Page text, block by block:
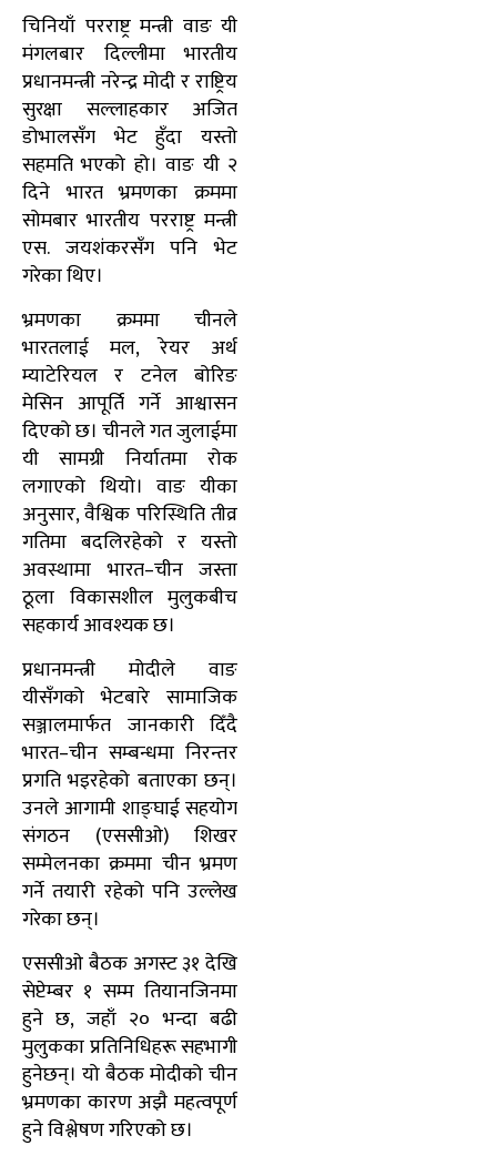
चिनियाँ परराष्ट्र मन्त्री वाङ यी
मंगलबार दिल्लीमा भारतीय
प्रधानमन्त्री नरेन्द्र मोदी र राष्ट्रिय
सुरक्षा सल्लाहकार अजित
डोभालसँग भेट हुँदा यस्तो
सहमति भएको हो। वाङ यी २
दिने भारत भ्रमणका क्रममा
सोमबार भारतीय परराष्ट्र मन्त्री
एस. जयशंकरसँग पनि भेट
गरेका थिए।
भ्रमणका क्रममा चीनले
भारतलाई मल, रेयर अर्थ
म्याटेरियल र टनेल बोरिङ
मेसिन आपूर्ति गर्ने आश्वासन
दिएको छ। चीनले गत जुलाईमा
यी सामग्री निर्यातमा रोक
लगाएको थियो। वाङ यीका
अनुसार, वैश्विक परिस्थिति तीव्र
गतिमा बदलिरहेको र यस्तो
अवस्थामा भारत–चीन जस्ता
ठूला विकासशील मुलुकबीच
सहकार्य आवश्यक छ।
प्रधानमन्त्री मोदीले वाङ
यीसँगको भेटबारे सामाजिक
सञ्जालमार्फत जानकारी दिँदै
भारत–चीन सम्बन्धमा निरन्तर
प्रगति भइरहेको बताएका छन्।
उनले आगामी शाङ्घाई सहयोग
संगठन (एससीओ) शिखर
सम्मेलनका क्रममा चीन भ्रमण
गर्ने तयारी रहेको पनि उल्लेख
गरेका छन्।
एससीओ बैठक अगस्ट ३१ देखि
सेप्टेम्बर १ सम्म तियानजिनमा
हुने छ, जहाँ २० भन्दा बढी
मुलुकका प्रतिनिधिहरू सहभागी
हुनेछन्। यो बैठक मोदीको चीन
भ्रमणका कारण अझै महत्वपूर्ण
हुने विश्लेषण गरिएको छ।